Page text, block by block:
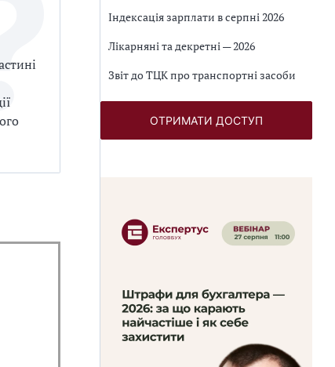
Індексація зарплати в серпні 2026
Лікарняні та декретні — 2026
Звіт до ТЦК про транспортні засоби
ОТРИМАТИ ДОСТУП